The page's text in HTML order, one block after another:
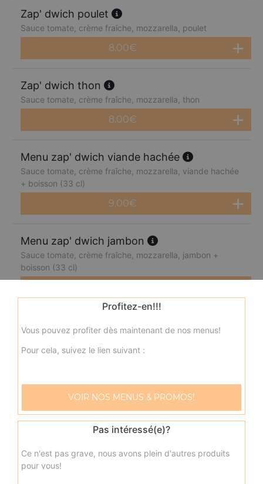
Zap' dwich poulet
Sauce tomate, crème fraîche, mozzarella, poulet
8.00€
Zap' dwich thon
Sauce tomate, crème fraîche, mozzarella, thon
8.00€
Menu zap' dwich viande hachée
Sauce tomate, crème fraîche, mozzarella, viande hachée
+ boisson (33 cl)
9.00€
Menu zap' dwich jambon
Sauce tomate, crème fraîche, mozzarella, jambon +
boisson (33 cl)
Menu zap'dwich kebab
boisson (33 cl)
Menu zap'dwich saumon
Sauce tomate, crème fraîche, mozzarella, saumon +
9.00€
Profitez-en!!!
Vous pouvez profiter dès maintenant de nos menus!
Pour cela, suivez le lien suivant :
VOIR NOS MENUS & PROMOS!
Pas intéressé(e)?
Ce n'est pas grave, nous avons plein d'autres produits
pour vous!